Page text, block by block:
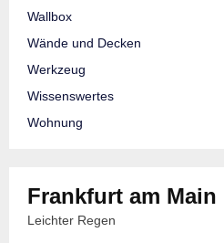
Wallbox
Wände und Decken
Werkzeug
Wissenswertes
Wohnung
Frankfurt am Main
Leichter Regen